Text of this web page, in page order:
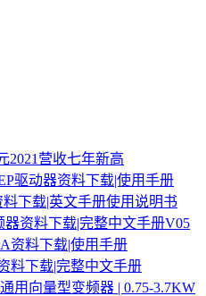
2021营收七年新高
驱动器资料下载|使用手册
下载|英文手册使用说明书
器资料下载|完整中文手册V05
资料下载|使用手册
料下载|完整中文手册
用向量型变频器 | 0.75-3.7KW